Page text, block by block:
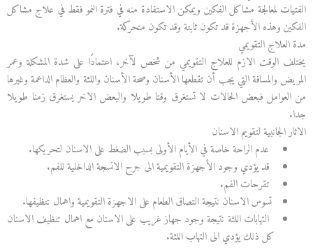
الفتيات لمعالجة مشاكل الفكين ويمكن الاستفادة منه في فترة النمو فقط في علاج مشاكل
الفكين وهذه الأجهزة قد تكون ثابتة وقد تكون متحركة.
مدة العلاج التقويمي
يختلف الوقت الازم للعلاج التقويمي من شخص لآخر، اعتمادًا على شدة المشكلة وعمر
المريض والمسافة التي يجب أن تقطعها الأسنان وصحة الأسنان واللثة والعظام الداعمة وغيرها
من العوامل فبعض الحالات لا تستغرق وقتا طويلا والبعض الاخر يستغرق زمنا طويلا
جدا.
الاثار الجانبية لتقويم الاسنان
عدم الراحة خاصة في الأيام الأولى بسبب الضغط على الاسنان لتحريكها.
قد يؤدي وجود الأجهزة التقويمية الى جرح الانسجة الداخلية للفم.
تقرحات الفم.
تسوس الاسنان نتيجة التصاق الطعام على الاجهزة التقويمية واهمال تنظيفها.
التهابات اللثة نتيجة وجود جهاز غريب على الاسنان مع اهمال تنظيف الاسنان
كل ذلك يؤدي الى التهاب اللثة.